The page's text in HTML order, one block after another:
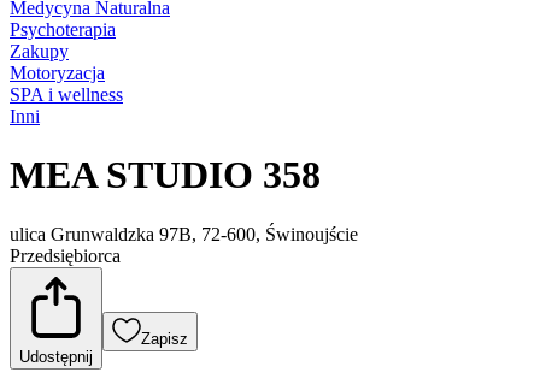
Medycyna Naturalna
Psychoterapia
Zakupy
Motoryzacja
SPA i wellness
Inni
MEA STUDIO 358
ulica Grunwaldzka 97B, 72-600, Świnoujście
Przedsiębiorca
Udostępnij
Zapisz